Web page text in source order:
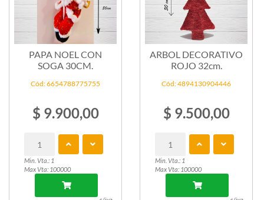
PAPA NOEL CON
SOGA 30CM.
Cód: 6654788775755
$ 9.900,00
Min. Vta.: 1
Max Vta: 100000
ARBOL DECORATIVO
ROJO 32cm.
Cód: 4894130904446
$ 9.500,00
Min. Vta.: 1
Max Vta: 100000